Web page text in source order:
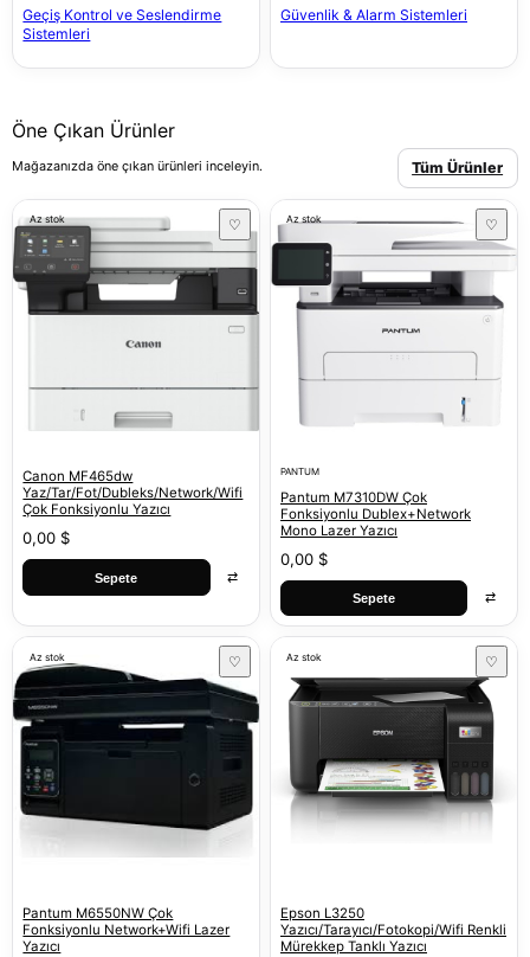
Geçiş Kontrol ve Seslendirme
Sistemleri
Güvenlik & Alarm Sistemleri
Öne Çıkan Ürünler
Mağazanızda öne çıkan ürünleri inceleyin. Tüm Ürünler
Az stok ♡
Canon MF465dw
Yaz/Tar/Fot/Dubleks/Network/Wifi
Çok Fonksiyonlu Yazıcı
0,00 $
Sepete ⇄
Az stok ♡
PANTUM
Pantum M7310DW Çok
Fonksiyonlu Dublex+Network
Mono Lazer Yazıcı
0,00 $
Sepete ⇄
Az stok ♡
Pantum M6550NW Çok
Fonksiyonlu Network+Wifi Lazer
Yazıcı
Az stok ♡
Epson L3250
Yazıcı/Tarayıcı/Fotokopi/Wifi Renkli
Mürekkep Tanklı Yazıcı